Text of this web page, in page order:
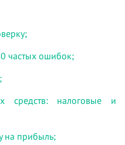
частых ошибок;
средств: налоговые и
на прибыль;